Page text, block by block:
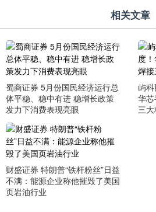
相关文章
蜀商证券 5月份国民经济运行总
体平稳、稳中有进 稳增长政策
发力下消费表现亮眼
屿科
华
三
财盛证券 特朗普“铁杆粉丝”日益
不满：能源企业称他摧毁了美国
页岩油行业